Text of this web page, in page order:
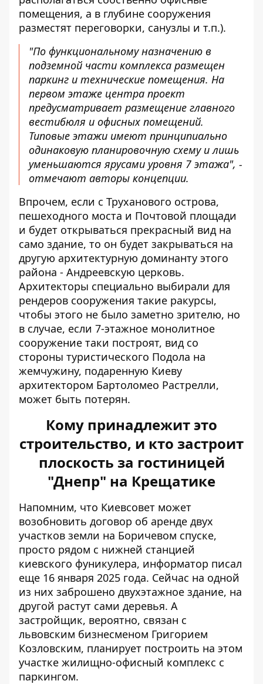
помещения, а в глубине сооружения
разместят переговорки, санузлы и т.п.).
"По функциональному назначению в
подземной части комплекса размещен
паркинг и технические помещения. На
первом этаже центра проект
предусматривает размещение главного
вестибюля и офисных помещений.
Типовые этажи имеют принципиально
одинаковую планировочную схему и лишь
уменьшаются ярусами уровня 7 этажа", -
отмечают авторы концепции.
Впрочем, если с Труханового острова,
пешеходного моста и Почтовой площади
и будет открываться прекрасный вид на
само здание, то он будет закрываться на
другую архитектурную доминанту этого
района - Андреевскую церковь.
Архитекторы специально выбирали для
рендеров сооружения такие ракурсы,
чтобы этого не было заметно зрителю, но
в случае, если 7-этажное монолитное
сооружение таки построят, вид со
стороны туристического Подола на
жемчужину, подаренную Киеву
архитектором Бартоломео Растрелли,
может быть потерян.
Кому принадлежит это
строительство, и кто застроит
плоскость за гостиницей
"Днепр" на Крещатике
Напомним, что Киевсовет может
возобновить договор об аренде двух
участков земли на Боричевом спуске,
просто рядом с нижней станцией
киевского фуникулера, информатор писал
еще 16 января 2025 года. Сейчас на одной
из них заброшено двухэтажное здание, на
другой растут сами деревья. А
застройщик, вероятно, связан с
львовским бизнесменом Григорием
Козловским, планирует построить на этом
участке жилищно-офисный комплекс с
паркингом.